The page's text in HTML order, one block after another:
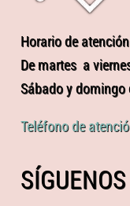
Horario de
De martes a
Sábado y
Teléfono de
SÍGUENOS